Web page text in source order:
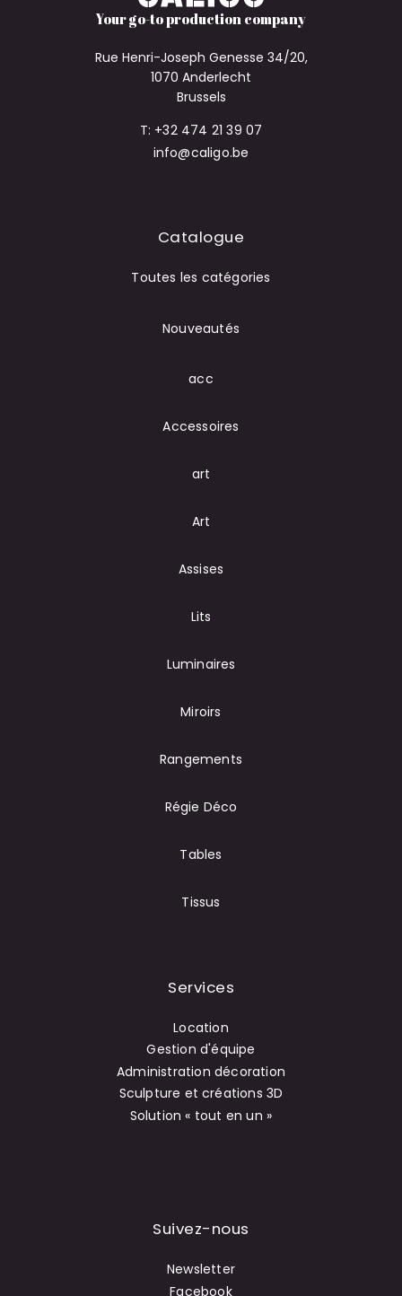
Your go-to production company
Rue Henri-Joseph Genesse 34/20,
1070 Anderlecht
Brussels
T: +32 474 21 39 07
info@caligo.be
Catalogue
Toutes les catégories
Nouveautés
acc
Accessoires
art
Art
Assises
Lits
Luminaires
Miroirs
Rangements
Régie Déco
Tables
Tissus
Services
Location
Gestion d'équipe
Administration décoration
Sculpture et créations 3D
Solution « tout en un »
Suivez-nous
Newsletter
Facebook